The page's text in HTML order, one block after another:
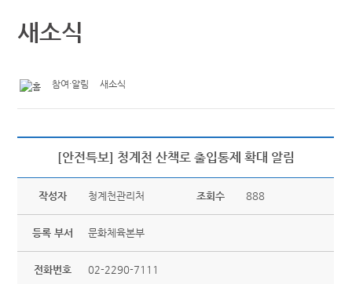
새소식
참여·알림 새소식
[안전특보] 청계천 산책로 출입통제 확대 알림
작성자 청계천관리처 조회수 888
등록 부서 문화체육본부
전화번호 02-2290-7111